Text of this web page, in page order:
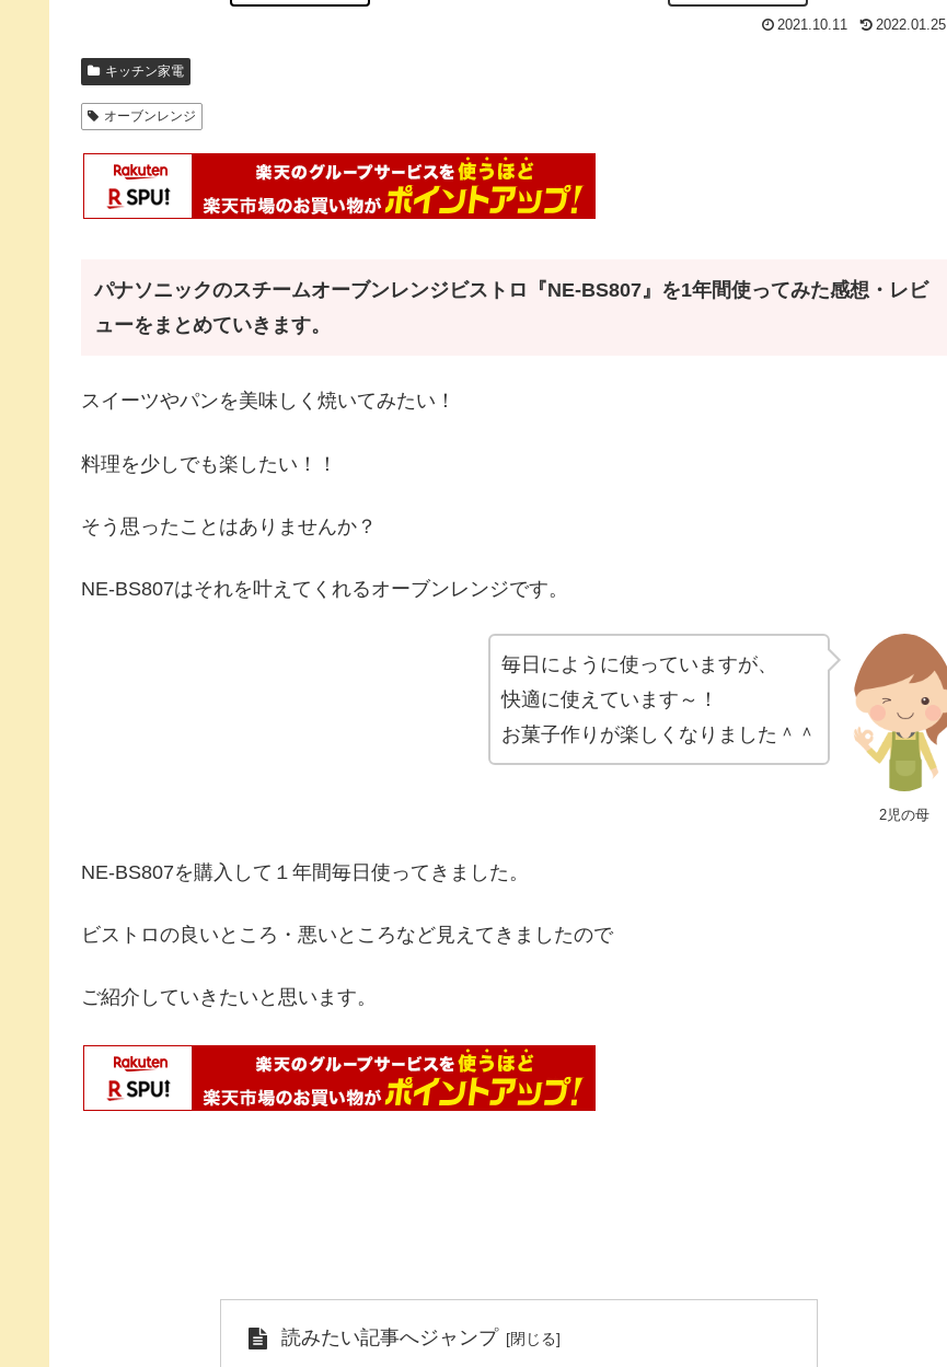
2021.10.11 2022.01.25
キッチン家電
オーブンレンジ
パナソニックのスチームオーブンレンジビストロ『NE-BS807』を1年間使ってみた感想・レビ
ューをまとめていきます。
スイーツやパンを美味しく焼いてみたい！
料理を少しでも楽したい！！
そう思ったことはありませんか？
NE‐BS807はそれを叶えてくれるオーブンレンジです。
2児の母
毎日にように使っていますが、
快適に使えています～！
お菓子作りが楽しくなりました＾＾
NE‐BS807を購入して１年間毎日使ってきました。
ビストロの良いところ・悪いところなど見えてきましたので
ご紹介していきたいと思います。
読みたい記事へジャンプ